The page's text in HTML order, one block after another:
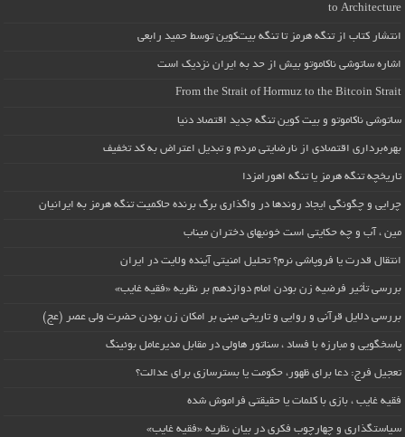
to Architecture
انتشار کتاب از تنگه هرمز تا تنگه بیت‌کوین توسط حمید رابعی
اشاره ساتوشی ناکاموتو بیش از حد به ایران نزدیک است
From the Strait of Hormuz to the Bitcoin Strait
ساتوشی ناکاموتو و بیت کوین تنگه جدید اقتصاد دنیا
بهره‌برداری اقتصادی از نارضایتی مردم و تبدیل اعتراض به کد تخفیف
تاریخچه تنگه هرمز یا تنگه اهورامزدا
چرایی و چگونگی ایجاد روندها در واگذاری برگ برنده حاکمیت تنگه هرمز به ایرانیان
مین ، آب و چه حکایتی است خونبهای دختران میناب
انتقال قدرت یا فروپاشی نرم؟ تحلیل امنیتی آینده ولایت در ایران
بررسی تأثیر فرضیه زن بودن امام دوازدهم بر نظریه «فقیه غایب»
بررسی دلایل قرآنی و روایی و تاریخی مبنی بر امکان زن بودن حضرت ولی عصر (عج)
پاسخگویی و مبارزه با فساد ، سناتور هاولی در مقابل مدیرعامل بوئینگ
تعجیل فرج: دعا برای ظهور، حکومت یا بسترسازی برای عدالت؟
فقیه غایب ، بازی با کلمات یا حقیقتی فراموش شده
سیاستگذاری و چهارچوب فکری در بیان نظریه «فقیه غایب»